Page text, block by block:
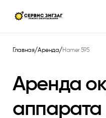
Ремонт
Аренда
Оплата
Гарантия
Контакты
Главная/Аренда/Hamer 595
Аренда
аппарата